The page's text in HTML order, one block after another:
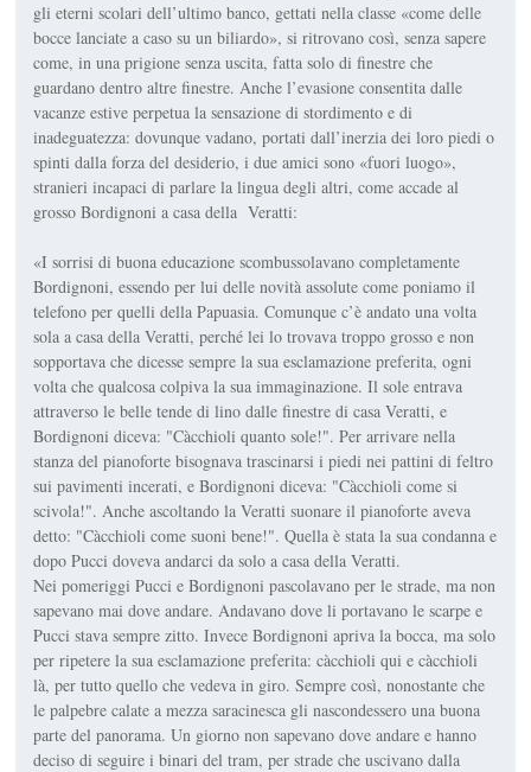
gli eterni scolari dell’ultimo banco, gettati nella classe «come delle
bocce lanciate a caso su un biliardo», si ritrovano così, senza sapere
come, in una prigione senza uscita, fatta solo di finestre che
guardano dentro altre finestre. Anche l’evasione consentita dalle
vacanze estive perpetua la sensazione di stordimento e di
inadeguatezza: dovunque vadano, portati dall’inerzia dei loro piedi o
spinti dalla forza del desiderio, i due amici sono «fuori luogo»,
stranieri incapaci di parlare la lingua degli altri, come accade al
grosso Bordignoni a casa della Veratti:
«I sorrisi di buona educazione scombussolavano completamente
Bordignoni, essendo per lui delle novità assolute come poniamo il
telefono per quelli della Papuasia. Comunque c’è andato una volta
sola a casa della Veratti, perché lei lo trovava troppo grosso e non
sopportava che dicesse sempre la sua esclamazione preferita, ogni
volta che qualcosa colpiva la sua immaginazione. Il sole entrava
attraverso le belle tende di lino dalle finestre di casa Veratti, e
Bordignoni diceva: "Càcchioli quanto sole!". Per arrivare nella
stanza del pianoforte bisognava trascinarsi i piedi nei pattini di feltro
sui pavimenti incerati, e Bordignoni diceva: "Càcchioli come si
scivola!". Anche ascoltando la Veratti suonare il pianoforte aveva
detto: "Càcchioli come suoni bene!". Quella è stata la sua condanna e
dopo Pucci doveva andarci da solo a casa della Veratti.
Nei pomeriggi Pucci e Bordignoni pascolavano per le strade, ma non
sapevano mai dove andare. Andavano dove li portavano le scarpe e
Pucci stava sempre zitto. Invece Bordignoni apriva la bocca, ma solo
per ripetere la sua esclamazione preferita: càcchioli qui e càcchioli
là, per tutto quello che vedeva in giro. Sempre così, nonostante che
le palpebre calate a mezza saracinesca gli nascondessero una buona
parte del panorama. Un giorno non sapevano dove andare e hanno
deciso di seguire i binari del tram, per strade che uscivano dalla